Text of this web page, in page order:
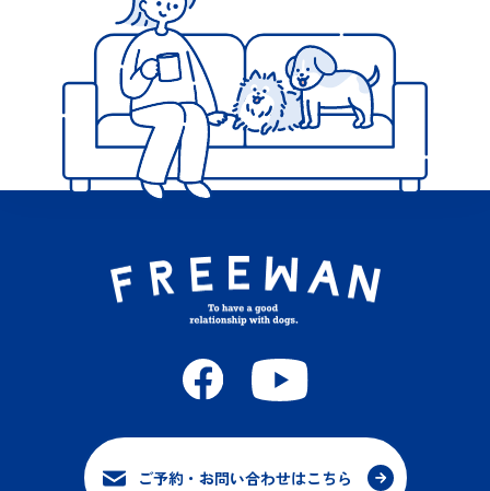
ご予約・お問い合わせはこちら